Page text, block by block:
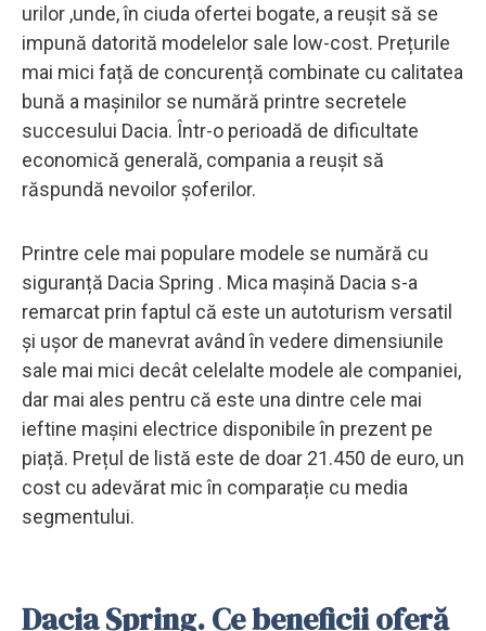
urilor ,unde, în ciuda ofertei bogate, a reușit să se
impună datorită modelelor sale low-cost. Prețurile
mai mici față de concurență combinate cu calitatea
bună a mașinilor se numără printre secretele
succesului Dacia. Într-o perioadă de dificultate
economică generală, compania a reușit să
răspundă nevoilor șoferilor.
Printre cele mai populare modele se numără cu
siguranță Dacia Spring . Mica mașină Dacia s-a
remarcat prin faptul că este un autoturism versatil
și ușor de manevrat având în vedere dimensiunile
sale mai mici decât celelalte modele ale companiei,
dar mai ales pentru că este una dintre cele mai
ieftine mașini electrice disponibile în prezent pe
piață. Prețul de listă este de doar 21.450 de euro, un
cost cu adevărat mic în comparație cu media
segmentului.
Dacia Spring. Ce beneficii oferă